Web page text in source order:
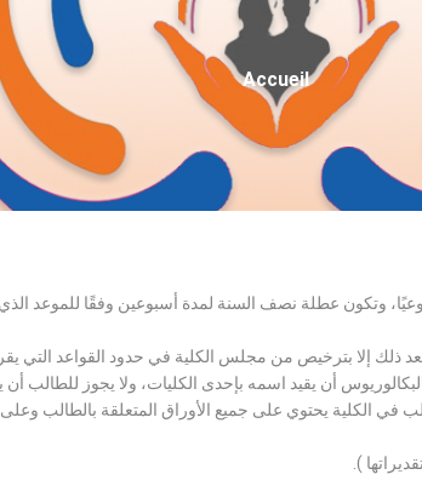
Fil
D'Ariane
Accueil
وتكون عطلة نصف السنة لمدة أسبوعين وفقًا للموعد
بعد ذلك إلا بترخيص من مجلس الكلية في حدود القواعد التي
أن يقيد اسمه بإحدى الكليات، ولا يجوز
في الكلية يحتوي على جميع الأوراق المتعلقة بالطالب
).